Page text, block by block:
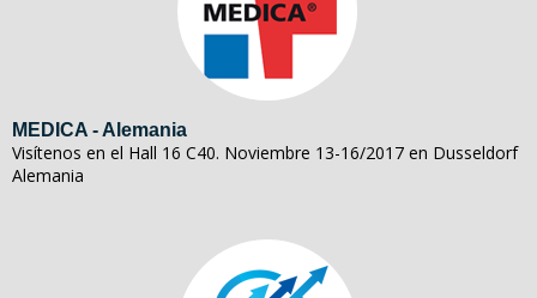
MEDICA - Alemania
Visítenos en el Hall 16 C40. Noviembre 13-16/2017 en Dusseldorf
Alemania